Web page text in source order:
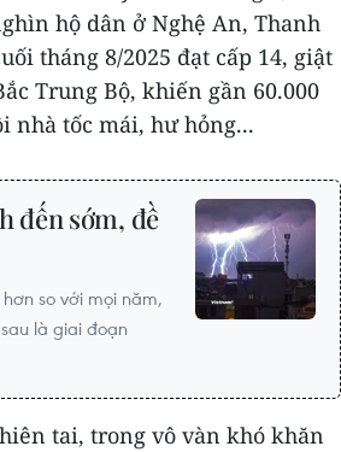
hộ dân ở Nghệ An, Thanh
tháng 8/2025 đạt cấp 14, giật
Trung Bộ, khiến gần 60.000
nhà tốc mái, hư hỏng...
đến sớm, đề
so với mọi năm,
là giai đoạn
tai, trong vô vàn khó khăn